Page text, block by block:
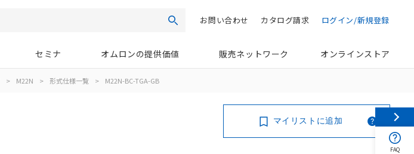
検索 ログイン/新規登録
カタログ請求
お問い合わせ
セミナ オムロンの提供価値 販売ネットワーク オンラインストア
> M22N > 形式仕様一覧 > M22N-BC-TGA-GB
マイリストに追加
FAQ